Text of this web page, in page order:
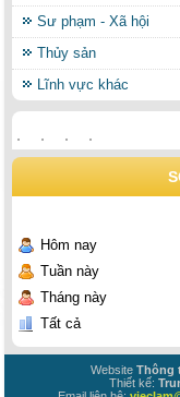
Sư phạm - Xã hội
Thủy sản
Lĩnh vực khác
Hôm nay
Tuần này
Tháng này
Tất cả
Website Thông
Thiết kế: